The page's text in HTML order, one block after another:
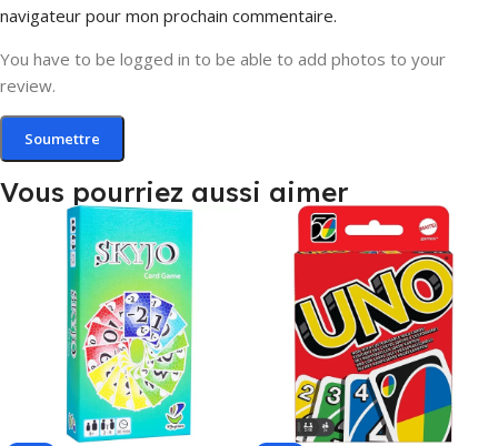
navigateur pour mon prochain commentaire.
You have to be logged in to be able to add photos to your
review.
Vous pourriez aussi aimer